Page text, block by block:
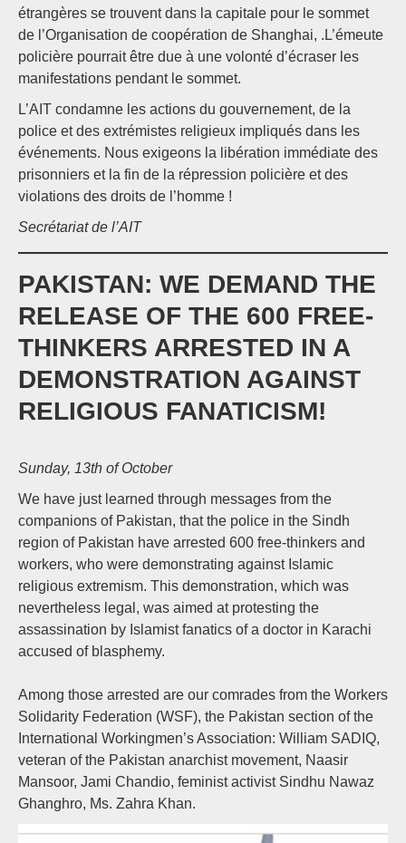
étrangères se trouvent dans la capitale pour le sommet
de l’Organisation de coopération de Shanghai, .L’émeute
policière pourrait être due à une volonté d’écraser les
manifestations pendant le sommet.
L’AIT condamne les actions du gouvernement, de la
police et des extrémistes religieux impliqués dans les
événements. Nous exigeons la libération immédiate des
prisonniers et la fin de la répression policière et des
violations des droits de l’homme !
Secrétariat de l’AIT
PAKISTAN: WE DEMAND THE
RELEASE OF THE 600 FREE-
THINKERS ARRESTED IN A
DEMONSTRATION AGAINST
RELIGIOUS FANATICISM!
Sunday, 13th of October
We have just learned through messages from the
companions of Pakistan, that the police in the Sindh
region of Pakistan have arrested 600 free-thinkers and
workers, who were demonstrating against Islamic
religious extremism. This demonstration, which was
nevertheless legal, was aimed at protesting the
assassination by Islamist fanatics of a doctor in Karachi
accused of blasphemy.
Among those arrested are our comrades from the Workers
Solidarity Federation (WSF), the Pakistan section of the
International Workingmen’s Association: William SADIQ,
veteran of the Pakistan anarchist movement, Naasir
Mansoor, Jami Chandio, feminist activist Sindhu Nawaz
Ghanghro, Ms. Zahra Khan.